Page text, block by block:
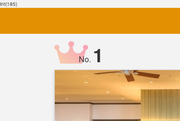
int(185)
No. 1